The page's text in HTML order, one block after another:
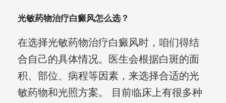
光敏药物治疗白癜风怎么选？
在选择光敏药物治疗白癜风时，咱们得结
合自己的具体情况。医生会根据白斑的面
积、部位、病程等因素，来选择合适的光
敏药物和光照方案。 目前临床上有很多种